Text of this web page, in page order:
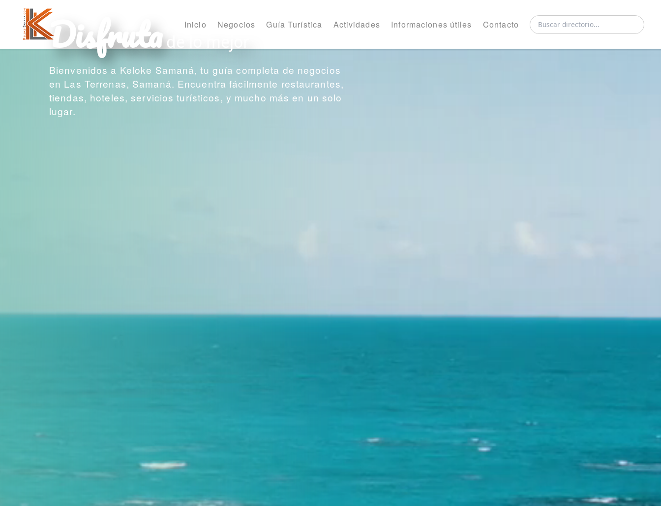
Inicio Negocios Guía Turística Actividades Informaciones útiles Contacto
Disfrutade lo mejor
Bienvenidos a Keloke Samaná, tu guía completa de negocios
en Las Terrenas, Samaná. Encuentra fácilmente restaurantes,
tiendas, hoteles, servicios turísticos, y mucho más en un solo
lugar.